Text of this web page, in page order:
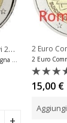
2 Euro Commemorativi 2012 2 Euro
0
5
15,00 €